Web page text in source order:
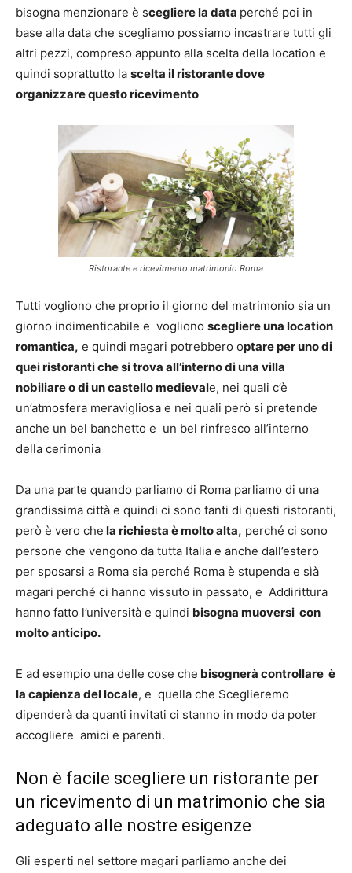
bisogna menzionare è scegliere la data perché poi in
base alla data che scegliamo possiamo incastrare tutti gli
altri pezzi, compreso appunto alla scelta della location e
quindi soprattutto la scelta il ristorante dove
organizzare questo ricevimento
Ristorante e ricevimento matrimonio Roma
Tutti vogliono che proprio il giorno del matrimonio sia un
giorno indimenticabile e vogliono scegliere una location
romantica, e quindi magari potrebbero optare per uno di
quei ristoranti che si trova all’interno di una villa
nobiliare o di un castello medievale, nei quali c’è
un’atmosfera meravigliosa e nei quali però si pretende
anche un bel banchetto e un bel rinfresco all’interno
della cerimonia
Da una parte quando parliamo di Roma parliamo di una
grandissima città e quindi ci sono tanti di questi ristoranti,
però è vero che la richiesta è molto alta, perché ci sono
persone che vengono da tutta Italia e anche dall’estero
per sposarsi a Roma sia perché Roma è stupenda e sìà
magari perché ci hanno vissuto in passato, e Addirittura
hanno fatto l’università e quindi bisogna muoversi con
molto anticipo.
E ad esempio una delle cose che bisognerà controllare è
la capienza del locale, e quella che Sceglieremo
dipenderà da quanti invitati ci stanno in modo da poter
accogliere amici e parenti.
Non è facile scegliere un ristorante per
un ricevimento di un matrimonio che sia
adeguato alle nostre esigenze
Gli esperti nel settore magari parliamo anche dei